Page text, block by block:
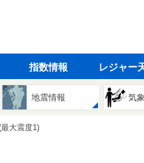
指数情報 レジャー
地震情報 気
大震度1)